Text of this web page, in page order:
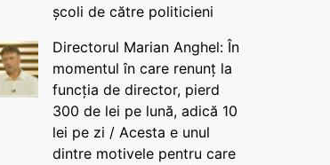
școli de către politicieni
Directorul Marian Anghel: În
momentul în care renunț la
funcția de director, pierd
300 de lei pe lună, adică 10
lei pe zi / Acesta e unul
dintre motivele pentru care